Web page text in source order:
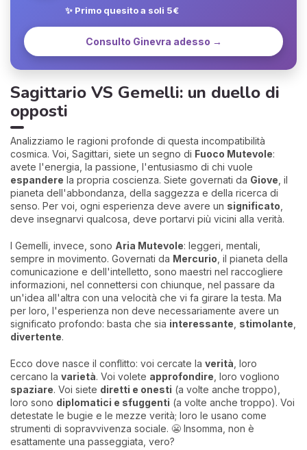
✨ Primo quesito a soli 5€
Consulto Ginevra adesso →
Sagittario VS Gemelli: un duello di
opposti
Analizziamo le ragioni profonde di questa incompatibilità
cosmica. Voi, Sagittari, siete un segno di Fuoco Mutevole:
avete l'energia, la passione, l'entusiasmo di chi vuole
espandere la propria coscienza. Siete governati da Giove , il
pianeta dell'abbondanza, della saggezza e della ricerca di
senso. Per voi, ogni esperienza deve avere un significato
deve insegnarvi qualcosa, deve portarvi più vicini alla verità.
I Gemelli, invece, sono Aria Mutevole: leggeri, mentali,
sempre in movimento. Governati da Mercurio , il pianeta della
comunicazione e dell'intelletto, sono maestri nel raccogliere
informazioni, nel connettersi con chiunque, nel passare da
un'idea all'altra con una velocità che vi fa girare la testa. Ma
per loro, l'esperienza non deve necessariamente avere un
significato profondo: basta che sia interessante stimolante
divertente.
Ecco dove nasce il conflitto: voi cercate la verità , loro
cercano la varietà. Voi volete approfondire , loro vogliono
spaziare. Voi siete diretti e onesti (a volte anche troppo),
loro sono diplomatici e sfuggenti (a volte anche troppo). Voi
detestate le bugie e le mezze verità; loro le usano come
strumenti di sopravvivenza sociale. 😬 Insomma, non è
esattamente una passeggiata, vero?